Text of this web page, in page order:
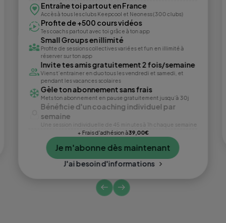
Entraîne toi partout en France
Accès à tous les clubs Keepcool et Neoness (300 clubs)
Profite de +500 cours vidéos
Tes coachs partout avec toi grâce à ton app
Small Groups en illimité
Profite de sessions collectives variées et fun en illimité à
réserver sur ton app
Invite tes amis gratuitement 2 fois/semaine
Viens t’entrainer en duo tous les vendredi et samedi, et
pendant les vacances scolaires
Gèle ton abonnement sans frais
Mets ton abonnement en pause gratuitement jusqu’à 30j
Bénéficie d'un coaching individuel par
semaine
Une session individuelle de 45 minutes à 1h chaque semaine
+ Frais d'adhésion à39,00€
Je m'abonne dès maintenant
J'ai besoin d'informations